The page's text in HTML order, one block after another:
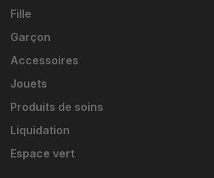
Fille
Garçon
Accessoires
Jouets
Produits de soins
Liquidation
Espace vert